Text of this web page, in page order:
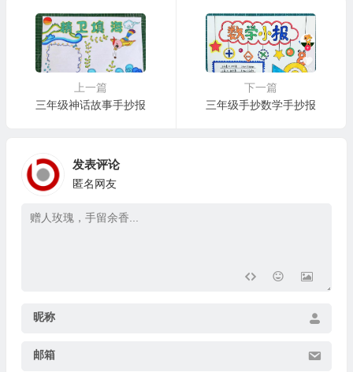
上一篇
三年级神话故事手抄报
下一篇
三年级手抄数学手抄报
发表评论
匿名网友
昵称
邮箱